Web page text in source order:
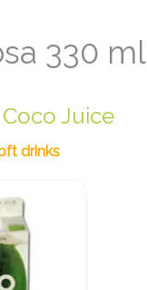
330 ml
Coco Juice
drinks